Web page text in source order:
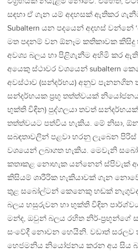
සඳහා ඒ ගැන යම් අදහසක් ඇතිකර
Subaltern යන පදයෙන් අදහස් වන්නේ
මත පදනම් වන ඕනෑම කතිකාවක කිසිදු
අවශ්‍ය බලය හා පිළිගැනීම අහිමි කර
අයෙකු ස්ථාවර වශයෙන් subaltern
අවස්ථාව (සන්දර්භය) අනුව
සන්දර්භයක ප්‍රභූ තත්ත්වයක්
භුක්ති විඳින) පුද්ගලයා තවත් සන්දර්භයක්
තත්ත්වයට පත්විය හැකිය. මේ නිසා,
සබඳතාවලින් පළවා හරනු ලැබෙන
වශයෙන් ලබාගත හැකිය. මෙවැනි
කතාකළ නොහැක යන්නෙන් ස්පිවැක්
කිසියම් ශාරීරික හැකියාවක් ගැන
තුළ සබෝල්ටන් කෙනෙකු හඬක්
බලය හසුරුවන හා භුක්ති විඳින
මන්ද, ඔවුන් බලය රහිත නිර්-ප්‍රභූන්ගේ
සංවේදී නොවන හෙයිනි. වඩාත්
හෙජමනිය නියෝජනය කරන අය සිය